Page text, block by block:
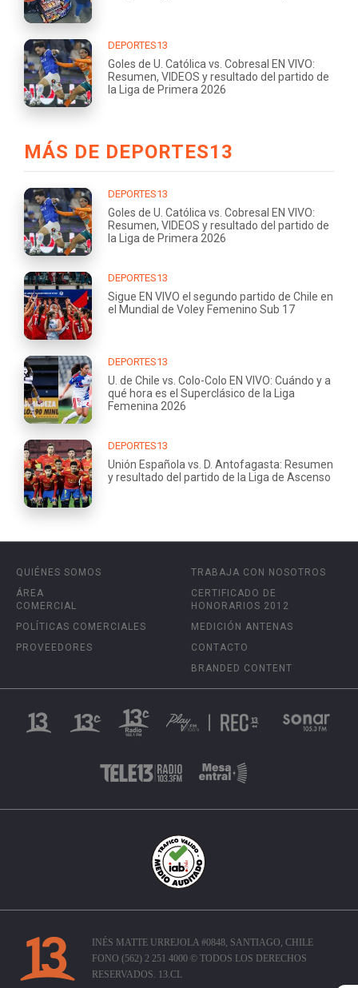
DEPORTES13
Goles de U. Católica vs. Cobresal EN VIVO:
Resumen, VIDEOS y resultado del partido de
la Liga de Primera 2026
MÁS DE DEPORTES13
DEPORTES13
Goles de U. Católica vs. Cobresal EN VIVO:
Resumen, VIDEOS y resultado del partido de
la Liga de Primera 2026
DEPORTES13
Sigue EN VIVO el segundo partido de Chile en
el Mundial de Voley Femenino Sub 17
DEPORTES13
U. de Chile vs. Colo-Colo EN VIVO: Cuándo y a
qué hora es el Superclásico de la Liga
Femenina 2026
DEPORTES13
Unión Española vs. D. Antofagasta: Resumen
y resultado del partido de la Liga de Ascenso
QUIÉNES SOMOS
ÁREA
COMERCIAL
POLÍTICAS COMERCIALES
PROVEEDORES
TRABAJA CON NOSOTROS
CERTIFICADO DE
HONORARIOS 2012
MEDICIÓN ANTENAS
CONTACTO
BRANDED CONTENT
INÉS MATTE URREJOLA #0848, SANTIAGO, CHILE
FONO (562) 2 251 4000 © TODOS LOS DERECHOS
RESERVADOS. 13.CL